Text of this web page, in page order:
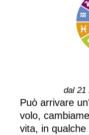
dal 21
Può arrivare
volo,
vita, in